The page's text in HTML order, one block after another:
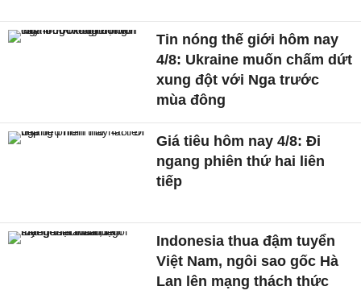
Tin nóng thế giới hôm nay
4/8: Ukraine muốn chấm dứt
xung đột với Nga trước
mùa đông
Giá tiêu hôm nay 4/8: Đi
ngang phiên thứ hai liên
tiếp
Indonesia thua đậm tuyển
Việt Nam, ngôi sao gốc Hà
Lan lên mạng thách thức